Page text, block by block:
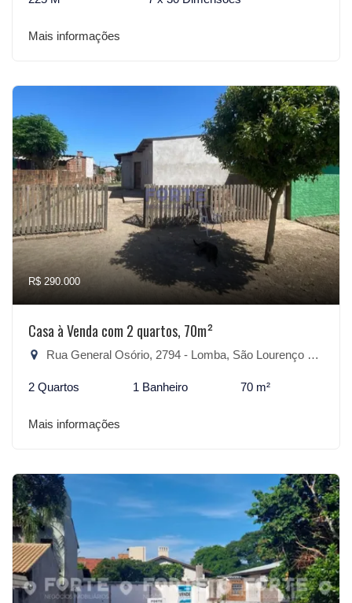
Mais informações
R$ 290.000
Casa à Venda com 2 quartos, 70m²
Rua General Osório, 2794 - Lomba, São Lourenço do Sul-RS
2 Quartos 1 Banheiro 70 m²
Mais informações